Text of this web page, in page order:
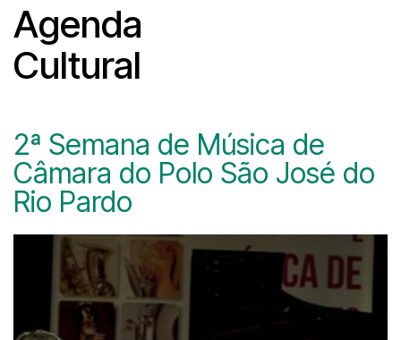
Agenda
Cultural
2ª Semana de Música de
Câmara do Polo São José do
Rio Pardo